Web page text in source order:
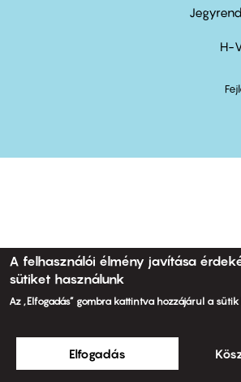
H-
links
A felhasználói élmény javítása
sütiket használunk
Az „Elfogadás” gombra kattintva hozzájárul a
Elfogadás